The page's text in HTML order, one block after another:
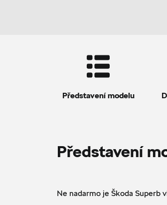
Představení modelu
Představení
Ne nadarmo je Škoda Superb